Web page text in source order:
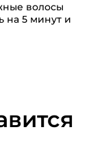
волосы
на 5 минут и